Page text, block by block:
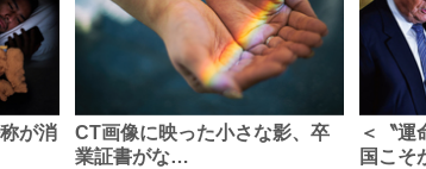
が消
CT画像に映った小さな影、卒
業証書がな…
＜〝運
国こ